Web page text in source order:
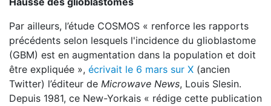
Par ailleurs, l’étude COSMOS « renforce les rapports
précédents selon lesquels l'incidence du glioblastome
(GBM) est en augmentation dans la population et doit
être expliquée », écrivait le 6 mars sur X (ancien
Twitter) l’éditeur de Microwave News, Louis Slesin.
Depuis 1981, ce New-Yorkais « rédige cette publication